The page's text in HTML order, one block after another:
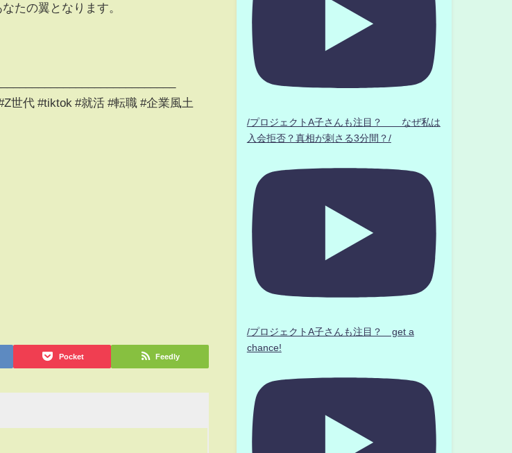
たの翼となります。
世代 #tiktok #就活 #転職 #企業風土
Pocket Feedly
/プロジェクトA子さんも注目？ なぜ私は
入会拒否？真相が刺さる3分間？/
/プロジェクトA子さんも注目？ get a
chance!